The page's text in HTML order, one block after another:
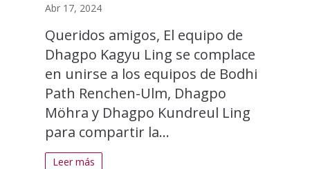
Abr 17, 2024
Queridos amigos, El equipo de
Dhagpo Kagyu Ling se complace
en unirse a los equipos de Bodhi
Path Renchen-Ulm, Dhagpo
Möhra y Dhagpo Kundreul Ling
para compartir la...
Leer más